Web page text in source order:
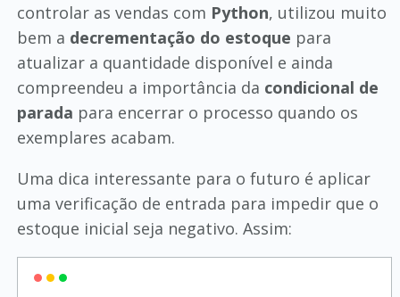
controlar as vendas com Python, utilizou muito
bem a decrementação do estoque para
atualizar a quantidade disponível e ainda
compreendeu a importância da condicional de
parada para encerrar o processo quando os
exemplares acabam.
Uma dica interessante para o futuro é aplicar
uma verificação de entrada para impedir que o
estoque inicial seja negativo. Assim: